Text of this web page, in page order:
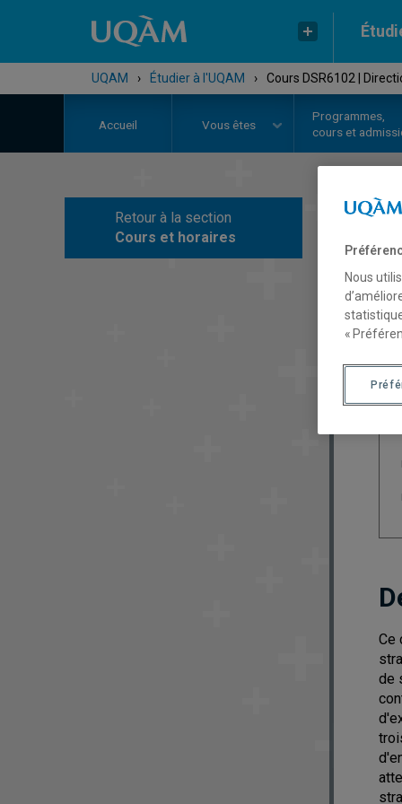
UQAM › Étudier à l'UQAM › Cours DSR6102 |
Accueil Vous êtes
Programmes,
cours et
Retour à la section
Cours et horaires
Ce
de
Nous
«